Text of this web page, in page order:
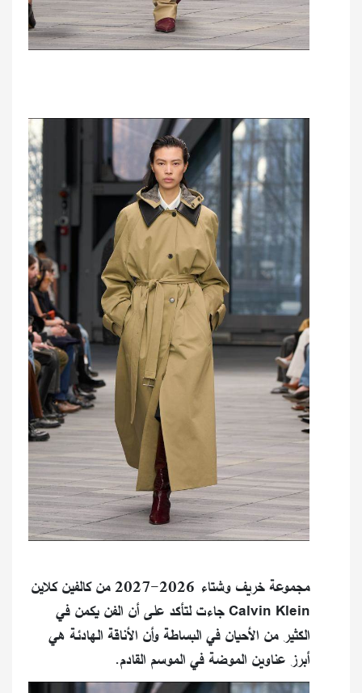
مجموعة خريف وشتاء 2026-2027 من كالفين كلاين
Calvin Klein جاءت لتأكد على أن الفن يكمن في
الكثير من الأحيان في البساطة وأن الأناقة الهادئة هي
أبرز عناوين الموضة في الموسم القادم.